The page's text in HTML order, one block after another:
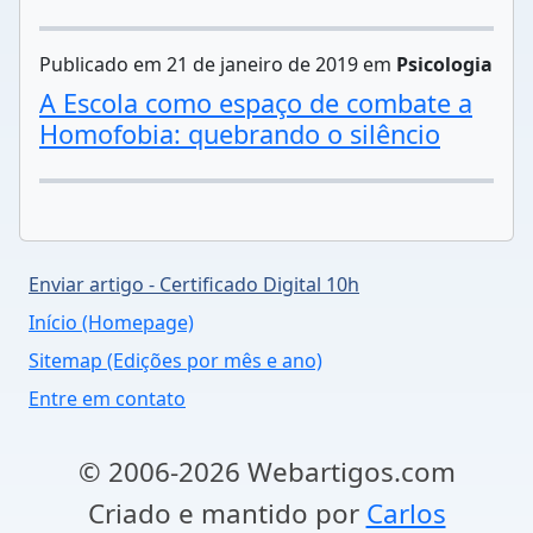
Publicado em 21 de janeiro de 2019 em Psicologia
A Escola como espaço de combate a
Homofobia: quebrando o silêncio
Enviar artigo - Certificado Digital 10h
Início (Homepage)
Sitemap (Edições por mês e ano)
Entre em contato
© 2006-2026 Webartigos.com
Criado e mantido por Carlos